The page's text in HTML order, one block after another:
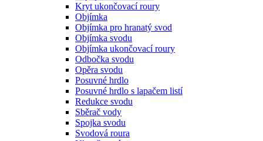
Kryt ukončovací roury
Objímka
Objímka pro hranatý svod
Objímka svodu
Objímka ukončovací roury
Odbočka svodu
Opěra svodu
Posuvné hrdlo
Posuvné hrdlo s lapačem listí
Redukce svodu
Sběrač vody
Spojka svodu
Svodová roura